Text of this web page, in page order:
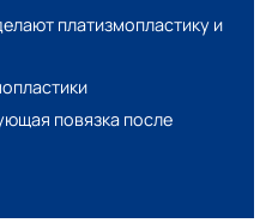
платизмопластику и
повязка после